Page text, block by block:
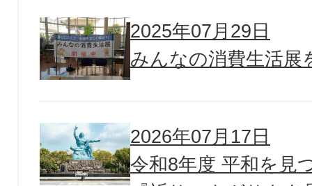
2025年07月29日
みんなの消費生活展
2026年07月17日
令和8年度 平和を見